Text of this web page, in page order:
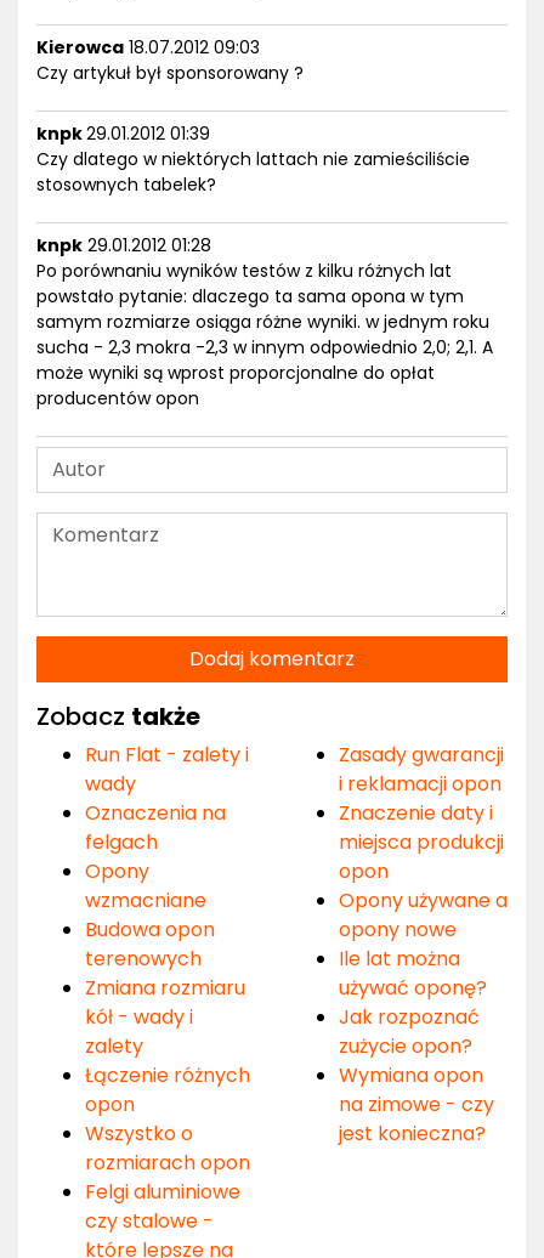
Kierowca 18.07.2012 09:03
Czy artykuł był sponsorowany ?
knpk29.01.2012 01:39
Czy dlatego w niektórych lattach nie zamieściliście
stosownych tabelek?
knpk 29.01.2012 01:28
Po porównaniu wyników testów z kilku różnych lat
powstało pytanie: dlaczego ta sama opona w tym
samym rozmiarze osiąga różne wyniki. w jednym roku
sucha - 2,3 mokra -2,3 w innym odpowiednio 2,0; 2,1. A
może wyniki są wprost proporcjonalne do opłat
producentów opon
Dodaj komentarz
Zobacz także
Run Flat - zalety i
wady
Oznaczenia na
felgach
Opony
wzmacniane
Budowa opon
terenowych
Zmiana rozmiaru
kół - wady i
zalety
Łączenie różnych
opon
Wszystko o
rozmiarach opon
Felgi aluminiowe
czy stalowe -
które lepsze na
Zasady gwarancji
i reklamacji opon
Znaczenie daty i
miejsca produkcji
opon
Opony używane a
opony nowe
Ile lat można
używać oponę?
Jak rozpoznać
zużycie opon?
Wymiana opon
na zimowe - czy
jest konieczna?